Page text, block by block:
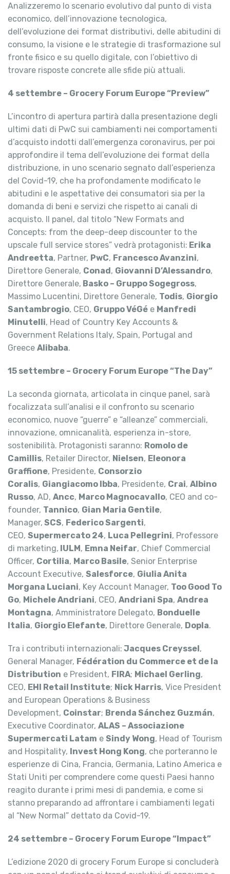
Analizzeremo lo scenario evolutivo dal punto di vista
economico, dell’innovazione tecnologica,
dell’evoluzione dei format distributivi, delle abitudini di
consumo, la visione e le strategie di trasformazione sul
fronte fisico e su quello digitale, con l’obiettivo di
trovare risposte concrete alle sfide più attuali.
4 settembre – Grocery Forum Europe “Preview”
L’incontro di apertura partirà dalla presentazione degli
ultimi dati di PwC sui cambiamenti nei comportamenti
d’acquisto indotti dall’emergenza coronavirus, per poi
approfondire il tema dell’evoluzione dei format della
distribuzione, in uno scenario segnato dall’esperienza
del Covid-19, che ha profondamente modificato le
abitudini e le aspettative dei consumatori sia per la
domanda di beni e servizi che rispetto ai canali di
acquisto. Il panel, dal titolo “New Formats and
Concepts: from the deep-deep discounter to the
upscale full service stores” vedrà protagonisti: Erika
Andreetta, Partner, PwC, Francesco Avanzini,
Direttore Generale, Conad, Giovanni D’Alessandro,
Direttore Generale, Basko – Gruppo Sogegross,
Massimo Lucentini, Direttore Generale, Todis, Giorgio
Santambrogio, CEO, Gruppo VéGé e Manfredi
Minutelli, Head of Country Key Accounts &
Government Relations Italy, Spain, Portugal and
Greece Alibaba.
15 settembre – Grocery Forum Europe “The Day”
La seconda giornata, articolata in cinque panel, sarà
focalizzata sull’analisi e il confronto su scenario
economico, nuove “guerre” e “alleanze” commerciali,
innovazione, omnicanalità, esperienza in-store,
sostenibilità. Protagonisti saranno: Romolo de
Camillis, Retailer Director, Nielsen, Eleonora
Graffione, Presidente, Consorzio
Coralis, Giangiacomo Ibba, Presidente, Crai, Albino
Russo, AD, Ancc, Marco Magnocavallo, CEO and co-
founder, Tannico, Gian Maria Gentile,
Manager, SCS, Federico Sargenti,
CEO, Supermercato 24, Luca Pellegrini, Professore
di marketing, IULM, Emna Neifar, Chief Commercial
Officer, Cortilia, Marco Basile, Senior Enterprise
Account Executive, Salesforce, Giulia Anita
Morgana Luciani, Key Account Manager, Too Good To
Go, Michele Andriani, CEO, Andriani Spa, Andrea
Montagna, Amministratore Delegato, Bonduelle
Italia, Giorgio Elefante, Direttore Generale, Dopla.
Tra i contributi internazionali: Jacques Creyssel,
General Manager, Fédération du Commerce et de la
Distribution e President, FIRA; Michael Gerling,
CEO, EHI Retail Institute; Nick Harris, Vice President
and European Operations & Business
Development, Coinstar; Brenda Sánchez Guzmán,
Executive Coordinator, ALAS – Associazione
Supermercati Latam e Sindy Wong, Head of Tourism
and Hospitality, Invest Hong Kong, che porteranno le
esperienze di Cina, Francia, Germania, Latino America e
Stati Uniti per comprendere come questi Paesi hanno
reagito durante i primi mesi di pandemia, e come si
stanno preparando ad affrontare i cambiamenti legati
al “New Normal” dettato da Covid-19.
24 settembre – Grocery Forum Europe “Impact”
L’edizione 2020 di grocery Forum Europe si concluderà